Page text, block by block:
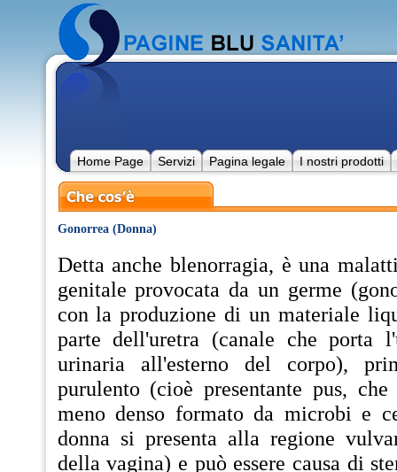
Home Page Servizi Pagina legale I nostri prodotti
Gonorrea (Donna)
Detta anche blenorragia, è una
genitale provocata da un germe
con la produzione di un materiale
parte dell'uretra (canale che porta
urinaria all'esterno del corpo),
purulento (cioè presentante pus,
meno denso formato da microbi e
donna si presenta alla regione
della vagina) e può essere causa di